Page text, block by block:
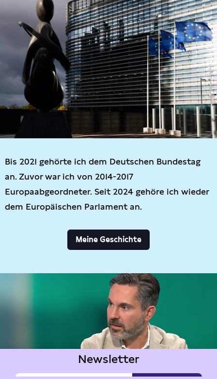
Bis 2021 gehörte ich dem Deutschen Bundestag
an. Zuvor war ich von 2014-2017
Europaabgeordneter. Seit 2024 gehöre ich wieder
dem Europäischen Parlament an.
Meine Geschichte
Newsletter